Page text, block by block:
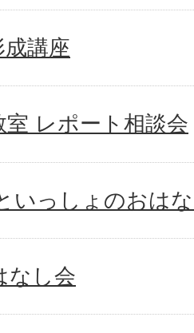
講座
レポート相談会
いっしょのおは
なし会